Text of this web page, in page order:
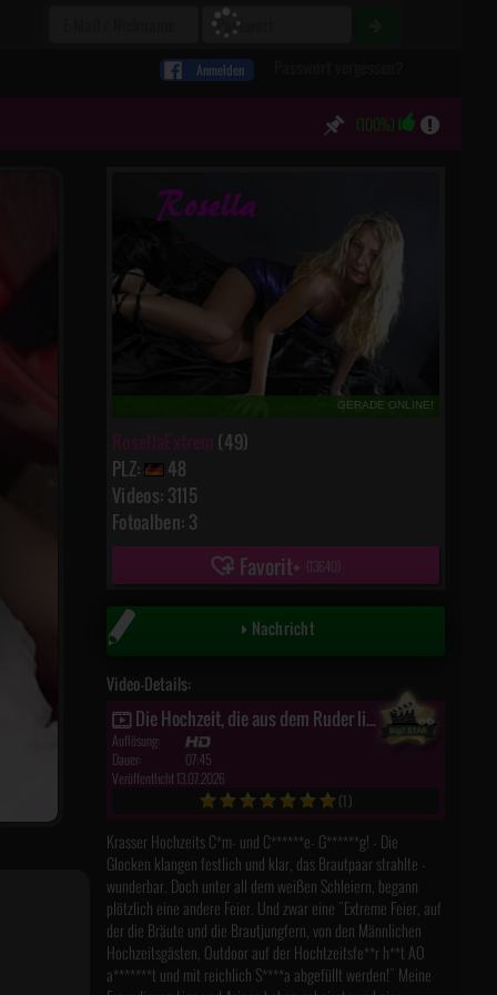
Anmelden
(100%)
GERADE ONLINE!
RosellaExtrem (49)
PLZ:
48
Videos: 3115
Fotoalben: 3
Favorit (13640)
Nachricht
Video-Details:
Die Hochzeit, die aus dem Ruder lief! Teil 8
Auflösung:
Dauer:
07:45
Veröffentlicht 13.07.2026
(1)
Krasser Hochzeits C*m- und C******e- G******g! - Die
Glocken klangen festlich und klar, das Brautpaar strahlte -
wunderbar. Doch unter all dem weißen Schleiern, begann
plötzlich eine andere Feier. Und zwar eine "Extreme Feier, auf
der die Bräute und die Brautjungfern, von den Männlichen
Hochzeitsgästen, Outdoor auf der Hochtzeitsfe**r h**t AO
a*******t und mit reichlich S****a abgefüllt werden!" Meine